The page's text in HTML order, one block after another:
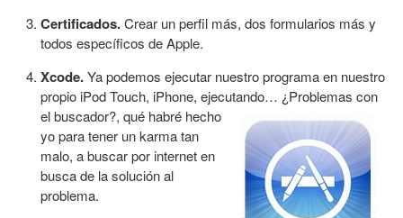
Certificados.Crear un perfil más, dos formularios más y
todos específicos de Apple.
Xcode.Ya podemos ejecutar nuestro programa en nuestro
propio iPod Touch, iPhone, ejecutando… ¿Problemas con
el buscador?, qué habré hecho
yo para tener un karma tan
malo, a buscar por internet en
busca de la solución al
problema.